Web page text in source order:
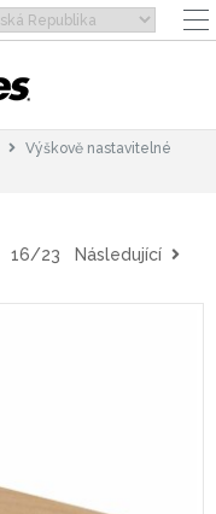
Výškově nastavitelné
16/23 Následující